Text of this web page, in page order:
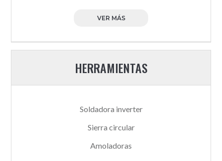
VER MÁS
HERRAMIENTAS
Soldadora inverter
Sierra circular
Amoladoras